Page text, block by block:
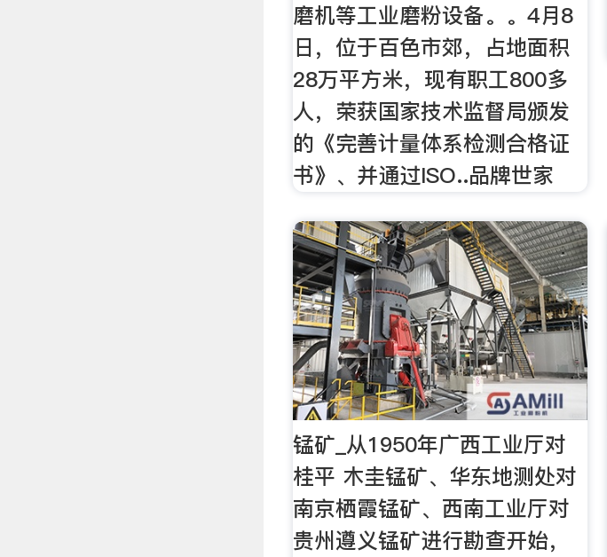
磨机等工业磨粉设备。。4月8
日，位于百色市郊，占地面积
28万平方米，现有职工800多
人，荣获国家技术监督局颁发
的《完善计量体系检测合格证
书》、并通过ISO..品牌世家
锰矿_从1950年广西工业厅对
桂平 木圭锰矿、华东地测处对
南京栖霞锰矿、西南工业厅对
贵州遵义锰矿进行勘查开始，